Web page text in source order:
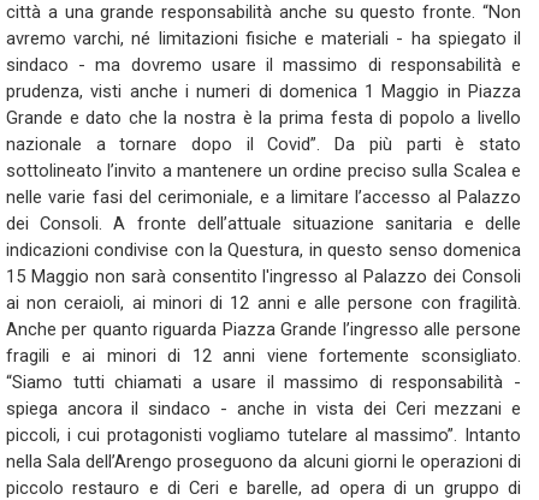
città a una grande responsabilità anche su questo fronte. “Non
avremo varchi, né limitazioni fisiche e materiali - ha spiegato il
sindaco - ma dovremo usare il massimo di responsabilità e
prudenza, visti anche i numeri di domenica 1 Maggio in Piazza
Grande e dato che la nostra è la prima festa di popolo a livello
nazionale a tornare dopo il Covid”. Da più parti è stato
sottolineato l’invito a mantenere un ordine preciso sulla Scalea e
nelle varie fasi del cerimoniale, e a limitare l’accesso al Palazzo
dei Consoli. A fronte dell’attuale situazione sanitaria e delle
indicazioni condivise con la Questura, in questo senso domenica
15 Maggio non sarà consentito l'ingresso al Palazzo dei Consoli
ai non ceraioli, ai minori di 12 anni e alle persone con fragilità.
Anche per quanto riguarda Piazza Grande l’ingresso alle persone
fragili e ai minori di 12 anni viene fortemente sconsigliato.
“Siamo tutti chiamati a usare il massimo di responsabilità -
spiega ancora il sindaco - anche in vista dei Ceri mezzani e
piccoli, i cui protagonisti vogliamo tutelare al massimo”. Intanto
nella Sala dell’Arengo proseguono da alcuni giorni le operazioni di
piccolo restauro e di Ceri e barelle, ad opera di un gruppo di